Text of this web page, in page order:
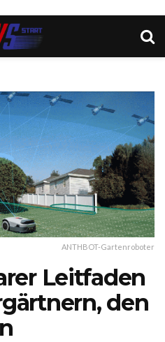
ANTHBOT-Gartenroboter
Leitfaden
den